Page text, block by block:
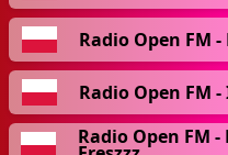
Radio Open FM
Radio Open FM
Radio Open FM -